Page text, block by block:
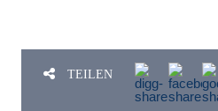
TEILEN